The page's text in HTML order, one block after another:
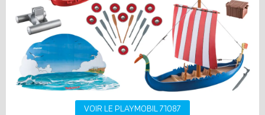
VOIR LE PLAYMOBIL 71087